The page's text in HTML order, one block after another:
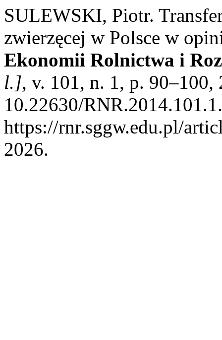
SULEWSKI, Piotr.
zwierzęcej w Polsce w
Ekonomii Rolnictwa i
l.], v. 101, n. 1, p.
10.22630/
https://rnr.sggw.edu.pl/
2026.